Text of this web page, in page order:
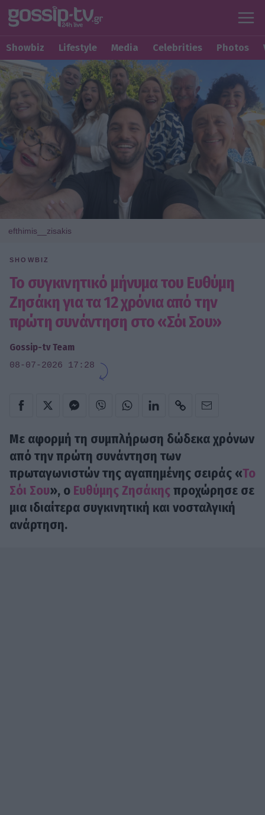
Showbiz Lifestyle Media Celebrities Photos
efthimis__zisakis
SHOWBIZ
Το συγκινητικό μήνυμα του Ευθύμη
Ζησάκη για τα 12 χρόνια από την
πρώτη συνάντηση στο «Σόι Σου»
Gossip-tv Team
08-07-2026 17:28
Με αφορμή τη συμπλήρωση δώδεκα χρόνων
από την πρώτη συνάντηση των
πρωταγωνιστών της αγαπημένης σειράς «Το
Σόι Σου», ο Ευθύμης Ζησάκηςπροχώρησε σε
μια ιδιαίτερα συγκινητική και νοσταλγική
ανάρτηση.